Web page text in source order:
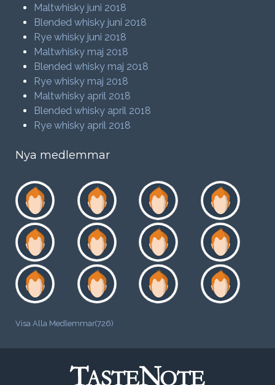
Maltwhisky juni 2018
Blended whisky juni 2018
Rye whisky juni 2018
Maltwhisky maj 2018
Blended whisky maj 2018
Rye whisky maj 2018
Maltwhisky april 2018
Blended whisky april 2018
Rye whisky april 2018
Nya medlemmar
Visa Alla Medlemmar(726)